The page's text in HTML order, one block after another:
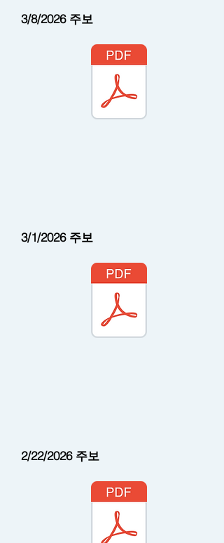
3/8/2026 주보
3/1/2026 주보
2/22/2026 주보